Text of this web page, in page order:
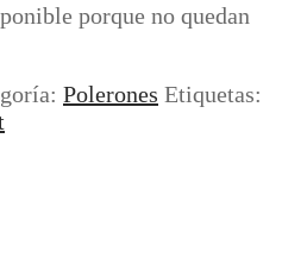
porque no quedan
Polerones Etiquetas: